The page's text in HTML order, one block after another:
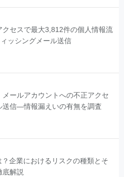
クセスで最大3,812件の個人情報流
ッシングメール送信
メールアカウントへの不正アクセ
送信―情報漏えいの有無を調査
企業におけるリスクの種類とそ
底解説